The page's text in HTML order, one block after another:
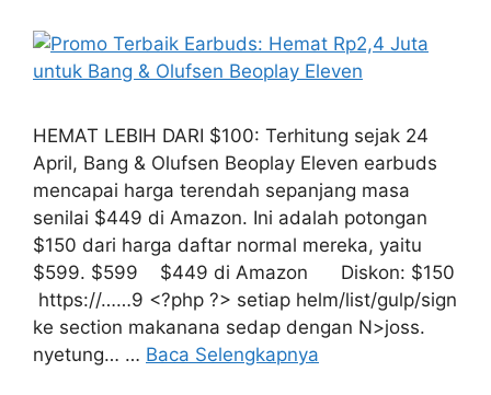
HEMAT LEBIH DARI $100: Terhitung sejak 24
April, Bang & Olufsen Beoplay Eleven earbuds
mencapai harga terendah sepanjang masa
senilai $449 di Amazon. Ini adalah potongan
$150 dari harga daftar normal mereka, yaitu
$599. $599 $449 di Amazon Diskon: $150
​ https://……9 <?php ?> setiap helm/list/gulp/sign